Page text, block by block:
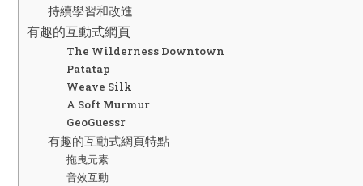
持續學習和改進
有趣的互動式網頁
The Wilderness Downtown
Patatap
Weave Silk
A Soft Murmur
GeoGuessr
有趣的互動式網頁特點
拖曳元素
音效互動